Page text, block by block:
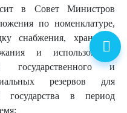
в Совет Министров
по номенклатуре,
снабжения, хранения,
и использования
государственного и
резервов для
государства в период